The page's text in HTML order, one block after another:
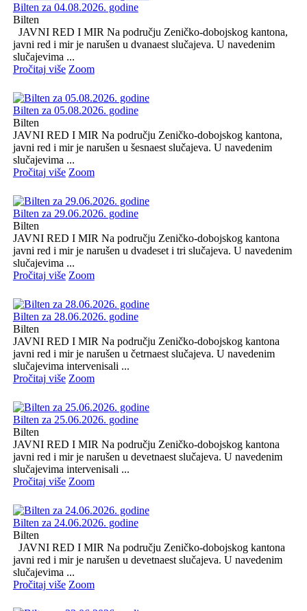
Bilten za 04.08.2026. godine
Bilten
JAVNI RED I MIR Na području Zeničko-dobojskog kantona,
javni red i mir je narušen u dvanaest slučajeva. U navedenim
slučajevima ...
Pročitaj više Zoom
Bilten za 05.08.2026. godine
Bilten
JAVNI RED I MIR Na području Zeničko-dobojskog kantona,
javni red i mir je narušen u šesnaest slučajeva. U navedenim
slučajevima ...
Pročitaj više Zoom
Bilten za 29.06.2026. godine
Bilten
JAVNI RED I MIR Na području Zeničko-dobojskog kantona
javni red i mir je narušen u dvadeset i tri slučajeva. U navedenim
slučajevima ...
Pročitaj više Zoom
Bilten za 28.06.2026. godine
Bilten
JAVNI RED I MIR Na području Zeničko-dobojskog kantona
javni red i mir je narušen u četrnaest slučajeva. U navedenim
slučajevima intervenisali ...
Pročitaj više Zoom
Bilten za 25.06.2026. godine
Bilten
JAVNI RED I MIR Na području Zeničko-dobojskog kantona
javni red i mir je narušen u devetnaest slučajeva. U navedenim
slučajevima intervenisali ...
Pročitaj više Zoom
Bilten za 24.06.2026. godine
Bilten
JAVNI RED I MIR Na području Zeničko-dobojskog kantona
javni red i mir je narušen u devetnaest slučajeva. U navedenim
slučajevima ...
Pročitaj više Zoom